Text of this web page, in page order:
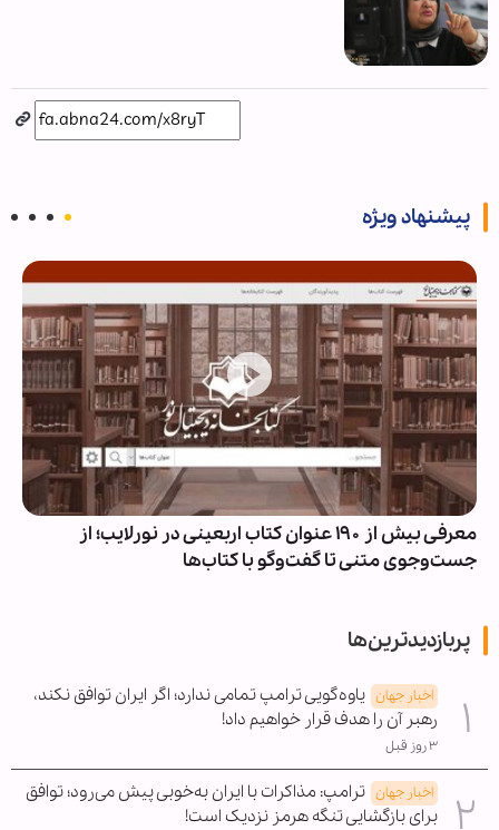
پیشنهاد ویژه
معرفی بیش از ۱۹۰ عنوان کتاب اربعینی در نورلایب؛ از
جست‌وجوی متنی تا گفت‌وگو با کتاب‌ها
پربازدیدترین‌ها
اخبار جهان یاوه‌گویی ترامپ تمامی ندارد؛ اگر ایران توافق نکند،
رهبر آن را هدف قرار خواهیم داد!
۳ روز قبل
اخبار جهان ترامپ: مذاکرات با ایران به‌خوبی پیش می‌رود؛ توافق
برای بازگشایی تنگه هرمز نزدیک است!